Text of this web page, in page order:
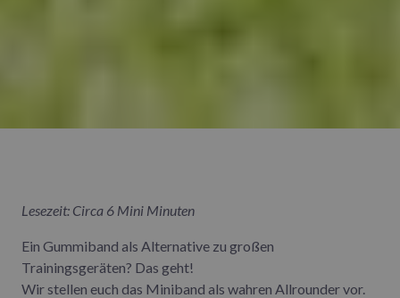
Lesezeit: Circa 6 Mini Minuten
Ein Gummiband als Alternative zu großen
Trainingsgeräten? Das geht!
Wir stellen euch das Miniband als wahren Allrounder vor.